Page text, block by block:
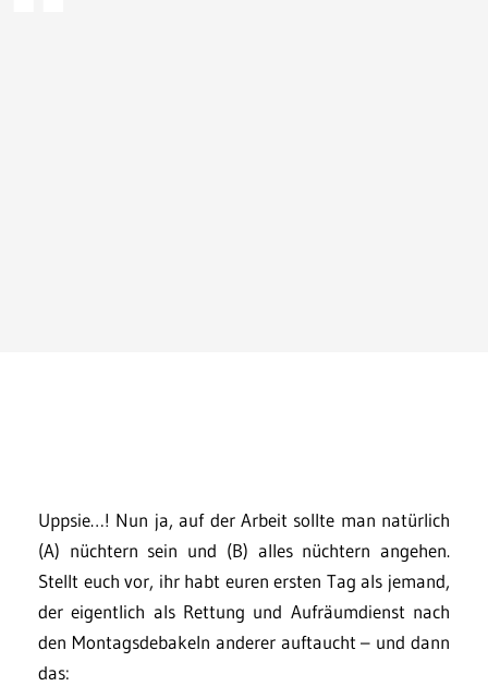
Uppsie…! Nun ja, auf der Arbeit sollte man natürlich
(A) nüchtern sein und (B) alles nüchtern angehen.
Stellt euch vor, ihr habt euren ersten Tag als jemand,
der eigentlich als Rettung und Aufräumdienst nach
den Montagsdebakeln anderer auftaucht – und dann
das: